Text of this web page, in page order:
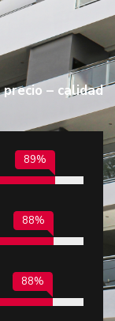
– calidad